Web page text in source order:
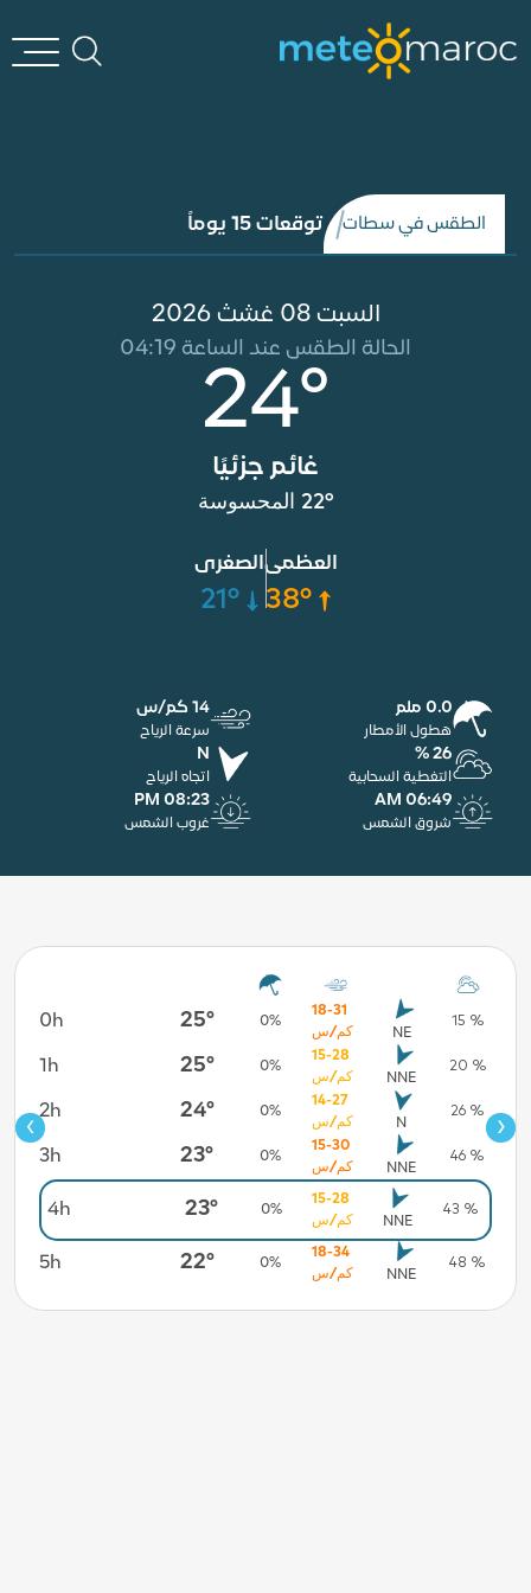
الطقس في سطات توقعات 15 يوماً
السبت 08 غشث 2026
الحالة الطقس عند الساعة 04:19
24°
غائم جزئيًا
22° المحسوسة
العظمى
38°
الصغرى
21°
0.0 ملم
هطول الأمطار
14 كم/س
سرعة الرياح
26 %
التغطية السحابية
N
اتجاه الرياح
06:49 AM
شروق الشمس
08:23 PM
غروب الشمس
0h 25° 0%
18-31
كم/س
NE
15 %
1h 25° 0%
15-28
كم/س
NNE
20 %
2h 24° 0%
14-27
كم/س
N
26 %
3h 23° 0%
15-30
كم/س
NNE
46 %
4h 23° 0%
15-28
كم/س
NNE
43 %
5h 22° 0%
18-34
كم/س
NNE
48 %
8h
‹ ›